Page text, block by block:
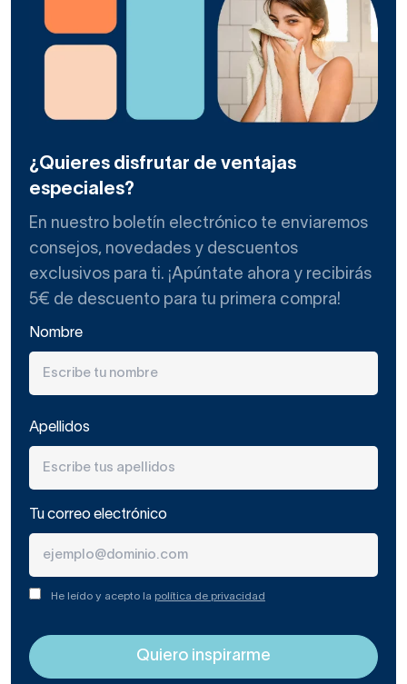
¿Quieres disfrutar de ventajas
especiales?
En nuestro boletín electrónico te enviaremos
consejos, novedades y descuentos
exclusivos para ti. ¡Apúntate ahora y recibirás
5€ de descuento para tu primera compra!
Nombre
Apellidos
Tu correo electrónico
He leído y acepto la política de privacidad